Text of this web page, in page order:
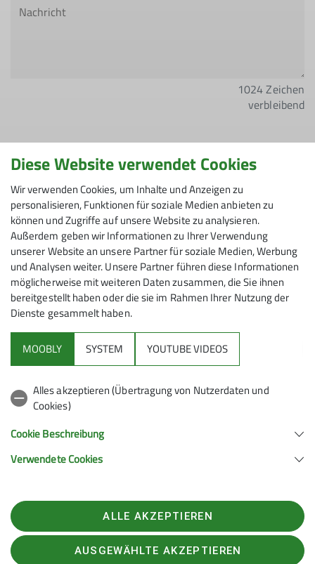
1024Zeichen
verbleibend
Hiermit bestätige ich die Kenntnisnahme der
Datenschutzerklärung *
Hiermit erkläre ich mich einverstanden, dass
meine in das Kontaktformular eingegebenen
Daten elektronisch gesichert und zum Zweck der
Kontaktaufnahme verarbeitet und genutzt
werden. Mir ist bekannt, dass ich meine
Einwilligung jederzeit wiederrufen kann. *
Mit (*) markierte Felder
sind Pflichtfelder
Sektion Leutkirch des Deutschen Alpenvereins e.V.
Marktstraße 13
88299 Leutkirch im Allgäu
Telefon +4975619858701
Diese Website verwendet Cookies
Wir verwenden Cookies, um Inhalte und Anzeigen zu
personalisieren, Funktionen für soziale Medien anbieten zu
können und Zugriffe auf unsere Website zu analysieren.
Außerdem geben wir Informationen zu Ihrer Verwendung
unserer Website an unsere Partner für soziale Medien, Werbung
und Analysen weiter. Unsere Partner führen diese Informationen
möglicherweise mit weiteren Daten zusammen, die Sie ihnen
bereitgestellt haben oder die sie im Rahmen Ihrer Nutzung der
Dienste gesammelt haben.
MOOBLY SYSTEM YOUTUBE VIDEOS
Alles akzeptieren (Übertragung von Nutzerdaten und
Cookies)
Cookie Beschreibung
Verwendete Cookies
ALLE AKZEPTIEREN
AUSGEWÄHLTE AKZEPTIEREN